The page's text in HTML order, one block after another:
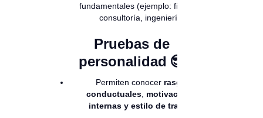
fundamentales (ejemplo: finanzas,
consultoría, ingeniería).
Pruebas de
personalidad 😎
Permiten conocer rasgos
conductuales motivaciones
internas y estilo de trabajo.